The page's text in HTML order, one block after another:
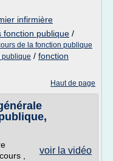
infirmière
fonction publique /
de la fonction publique
publique / fonction
Haut de page
voir la vidéo
,